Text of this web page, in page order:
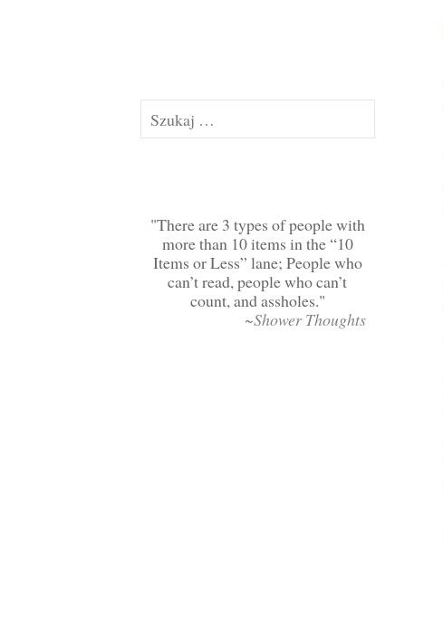
Szukaj:
There are 3 types of people with
more than 10 items in the “10
Items or Less” lane; People who
can’t read, people who can’t
count, and assholes.
~Shower Thoughts